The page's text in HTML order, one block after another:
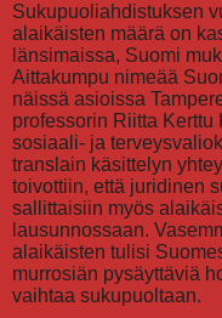
Sukupuoliahdistuksen
alaikäisten määrä on
länsimaissa, Suomi
Aittakumpu nimeää
näissä asioissa
professorin Riitta
sosiaali- ja
translain käsittelyn
toivottiin, että juridinen
sallittaisiin myös
lausunnossaan.
alaikäisten tulisi
murrosiän pysäyttäviä
vaihtaa sukupuoltaan.